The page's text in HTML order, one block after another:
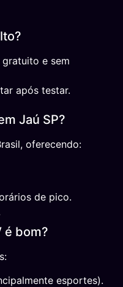
e sem
após testar.
Jaú SP?
oferecendo:
de pico.
é bom?
esportes).